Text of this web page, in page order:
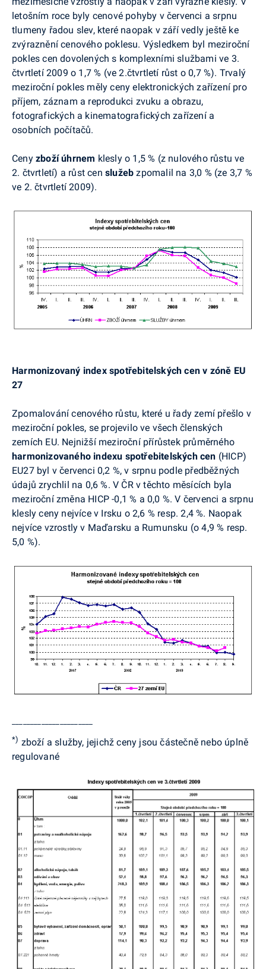
letošním roce byly cenové pohyby v červenci a srpnu
tlumeny řadou slev, které naopak v září vedly ještě ke
zvýraznění cenového poklesu. Výsledkem byl meziroční
pokles cen dovolených s komplexními službami ve 3.
čtvrtletí 2009 o 1,7 % (ve 2.čtvrtletí růst o 0,7 %). Trvalý
meziroční pokles měly ceny elektronických zařízení pro
příjem, záznam a reprodukci zvuku a obrazu,
fotografických a kinematografických zařízení a
osobních počítačů.
Ceny zboží úhrnem klesly o 1,5 % (z nulového růstu ve
2. čtvrtletí) a růst cen služeb zpomalil na 3,0 % (ze 3,7 %
ve 2. čtvrtletí 2009).
Harmonizovaný index spotřebitelských cen v zóně EU
27
Zpomalování cenového růstu, které u řady zemí přešlo v
meziroční pokles, se projevilo ve všech členských
zemích EU. Nejnižší meziroční přírůstek průměrného
harmonizovaného indexu spotřebitelských cen (HICP)
EU27 byl v červenci 0,2 %, v srpnu podle předběžných
údajů zrychlil na 0,6 %. V ČR v těchto měsících byla
meziroční změna HICP -0,1 % a 0,0 %. V červenci a srpnu
klesly ceny nejvíce v Irsku o 2,6 % resp. 2,4 %. Naopak
nejvíce vzrostly v Maďarsku a Rumunsku (o 4,9 % resp.
5,0 %).
*) zboží a služby, jejichž ceny jsou částečně nebo úplně
regulované